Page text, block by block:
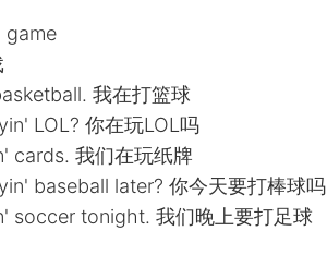
game
我在打篮球
LOL? 你在玩LOL吗
cards. 我们在玩纸牌
baseball later? 你今天要打棒球吗
soccer tonight. 我们晚上要打足球